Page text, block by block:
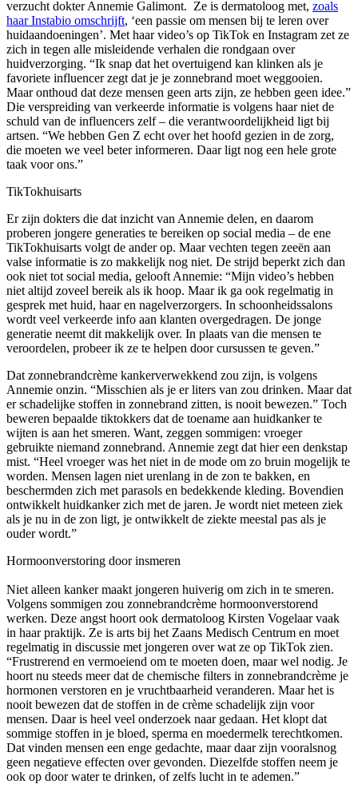
verzucht dokter Annemie Galimont. Ze is dermatoloog met, zoals
haar Instabio omschrijft, ‘een passie om mensen bij te leren over
huidaandoeningen’. Met haar video’s op TikTok en Instagram zet ze
zich in tegen alle misleidende verhalen die rondgaan over
huidverzorging. “Ik snap dat het overtuigend kan klinken als je
favoriete influencer zegt dat je je zonnebrand moet weggooien.
Maar onthoud dat deze mensen geen arts zijn, ze hebben geen idee.”
Die verspreiding van verkeerde informatie is volgens haar niet de
schuld van de influencers zelf – die verantwoordelijkheid ligt bij
artsen. “We hebben Gen Z echt over het hoofd gezien in de zorg,
die moeten we veel beter informeren. Daar ligt nog een hele grote
taak voor ons.”
TikTokhuisarts
Er zijn dokters die dat inzicht van Annemie delen, en daarom
proberen jongere generaties te bereiken op social media – de ene
TikTokhuisarts volgt de ander op. Maar vechten tegen zeeën aan
valse informatie is zo makkelijk nog niet. De strijd beperkt zich dan
ook niet tot social media, gelooft Annemie: “Mijn video’s hebben
niet altijd zoveel bereik als ik hoop. Maar ik ga ook regelmatig in
gesprek met huid, haar en nagelverzorgers. In schoonheidssalons
wordt veel verkeerde info aan klanten overgedragen. De jonge
generatie neemt dit makkelijk over. In plaats van die mensen te
veroordelen, probeer ik ze te helpen door cursussen te geven.”
Dat zonnebrandcrème kankerverwekkend zou zijn, is volgens
Annemie onzin. “Misschien als je er liters van zou drinken. Maar dat
er schadelijke stoffen in zonnebrand zitten, is nooit bewezen.” Toch
beweren bepaalde tiktokkers dat de toename aan huidkanker te
wijten is aan het smeren. Want, zeggen sommigen: vroeger
gebruikte niemand zonnebrand. Annemie zegt dat hier een denkstap
mist. “Heel vroeger was het niet in de mode om zo bruin mogelijk te
worden. Mensen lagen niet urenlang in de zon te bakken, en
beschermden zich met parasols en bedekkende kleding. Bovendien
ontwikkelt huidkanker zich met de jaren. Je wordt niet meteen ziek
als je nu in de zon ligt, je ontwikkelt de ziekte meestal pas als je
ouder wordt.”
Hormoonverstoring door insmeren
Niet alleen kanker maakt jongeren huiverig om zich in te smeren.
Volgens sommigen zou zonnebrandcrème hormoonverstorend
werken. Deze angst hoort ook dermatoloog Kirsten Vogelaar vaak
in haar praktijk. Ze is arts bij het Zaans Medisch Centrum en moet
regelmatig in discussie met jongeren over wat ze op TikTok zien.
“Frustrerend en vermoeiend om te moeten doen, maar wel nodig. Je
hoort nu steeds meer dat de chemische filters in zonnebrandcrème je
hormonen verstoren en je vruchtbaarheid veranderen. Maar het is
nooit bewezen dat de stoffen in de crème schadelijk zijn voor
mensen. Daar is heel veel onderzoek naar gedaan. Het klopt dat
sommige stoffen in je bloed, sperma en moedermelk terechtkomen.
Dat vinden mensen een enge gedachte, maar daar zijn vooralsnog
geen negatieve effecten over gevonden. Diezelfde stoffen neem je
ook op door water te drinken, of zelfs lucht in te ademen.”